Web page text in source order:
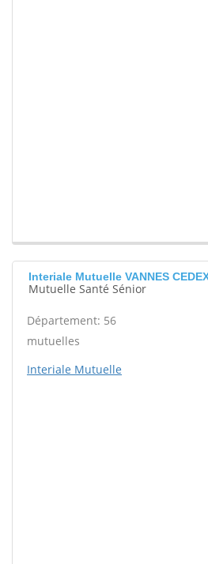
Interiale Mutuelle VANNES
Mutuelle Santé Sénior
Département: 56
mutuelles
Interiale Mutuelle